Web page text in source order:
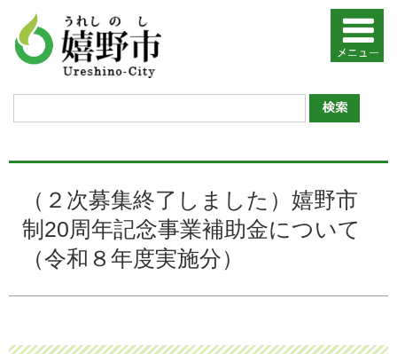
（２次募集終了しました）嬉野市
制20周年記念事業補助金について
（令和８年度実施分）